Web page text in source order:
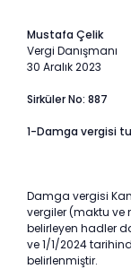
Mustafa Çelik
Vergi Danışmanı
30 Aralık 2023
Sirküler No: 887
1-Damga vergisi
Damga vergisi
vergiler (maktu ve
belirleyen hadler
ve 1/1/2024
belirlenmiştir.